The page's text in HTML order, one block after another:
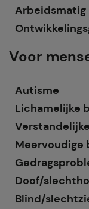
Arbeidsmatig
Voor
Autisme
Lichamelijke
Meervoudige
Doof/
Blind/